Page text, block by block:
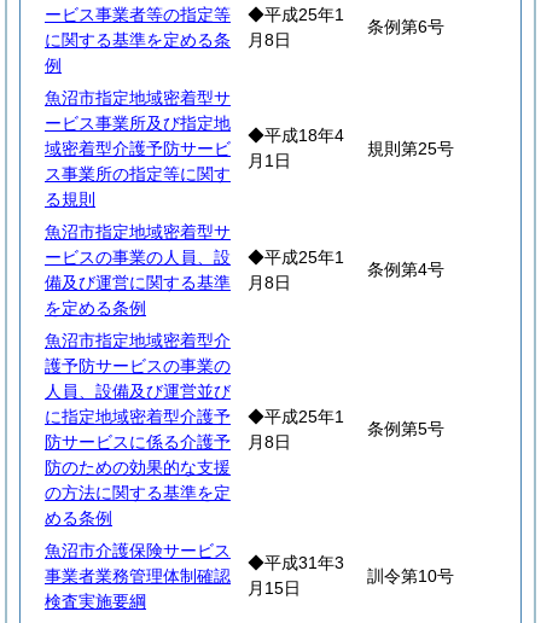
ービス事業者等の指定等
に関する基準を定める条
例
◆平成25年1
月8日
条例第6号
魚沼市指定地域密着型サ
ービス事業所及び指定地
域密着型介護予防サービ
ス事業所の指定等に関す
る規則
◆平成18年4
月1日
規則第25号
魚沼市指定地域密着型サ
ービスの事業の人員、設
備及び運営に関する基準
を定める条例
◆平成25年1
月8日
条例第4号
魚沼市指定地域密着型介
護予防サービスの事業の
人員、設備及び運営並び
に指定地域密着型介護予
防サービスに係る介護予
防のための効果的な支援
の方法に関する基準を定
める条例
◆平成25年1
月8日
条例第5号
魚沼市介護保険サービス
事業者業務管理体制確認
検査実施要綱
◆平成31年3
月15日
訓令第10号